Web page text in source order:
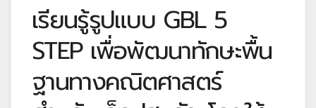
เรียนรู้รูปแบบ GBL 5
STEP เพื่อพัฒนาทักษะพื้น
ฐานทางคณิตศาสตร์